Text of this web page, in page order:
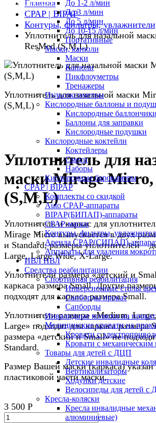
До 1-2 л/мин
До 3 л/мин
До 5 л/мин
До 10-15 л/мин
Портативные
Маски, канюли
Маски
Канюли
Пикфлоуметры
Тренажеры
Пульсоксиметры
Кислородные баллоны и
Кислородные баллончики
Баллоны для заправки
Кислородные подушки
Кислородные коктейли
Коктейлеры
Смеси
Наборы
Кислородные барокамеры
CPAP | BIPAP
Комплекты со скидкой
Auto CPAP-аппараты
BIPAP(БИПАП)-аппараты
CPAP-маски
Контуры, фильтры,
Аренда CPAP(СИПАП)-
Аппараты для удаления
ИВЛ НВЛ
Средства реабилитации
Спортивная реабилитация
Инверсионные столы
Сапборды прокат
Сапборды
Инвалидные коляски на прокат
Медицинские кровати на
Кровати с
Кровати с механическим
Товары для детей с ДЦП
Детские инвалидные
Вертикализаторы
Ходунки детские
Велосипеды для детей с
Кресла-коляски
Кресла инвалидные
алюминиевые)
8 800 551 02 33
Главная
CPAP | BIPAP
Контуры, фильтры,
Уплотнитель для назальной
ResMed (S,M,L)
Уплотнитель для назальной маски
(S,M,L)
Уплотнитель для
маски Mirage Micro,
(S,M,L)
Уплотнитель и каркас для
Mirage Micro выпускается в двух
и Standard; размеры уплотнителей –
Large, Large Wide, X-Large.
Уплотнители размера «детский и
каркаса размера Small. Другие
подходят для каркаса размера Small.
Уплотнители размера «Medium,
Large» подходят для каркаса размера
размера «детский и Small» не
Standard.
Размер Вашей маски (каркаса)
пластиковой части маски.
3 500 Р